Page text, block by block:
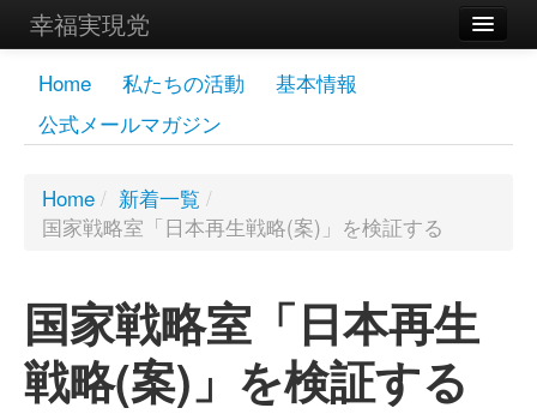
幸福実現党
メンバーズページ
党員
お問い合わせ
Home 私たちの活動
基本情報
公式メールマガジン
Home / 新着一覧 /
国家戦略室「日本再生戦略(案)」を検証する
国家戦略室「日本再生
戦略(案)」を検証する